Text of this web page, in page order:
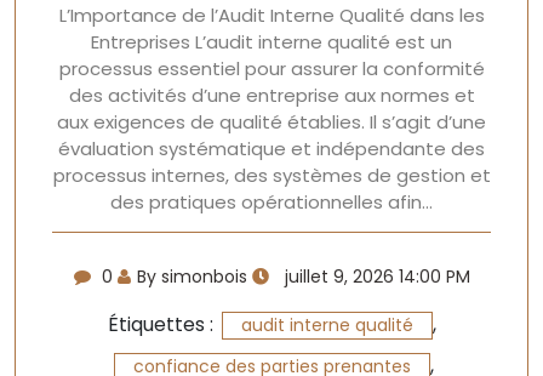
L’Importance de l’Audit Interne Qualité dans les
Entreprises L’audit interne qualité est un
processus essentiel pour assurer la conformité
des activités d’une entreprise aux normes et
aux exigences de qualité établies. Il s’agit d’une
évaluation systématique et indépendante des
processus internes, des systèmes de gestion et
des pratiques opérationnelles afin…
0 By simonbois juillet 9, 2026 14:00 PM
Étiquettes : audit interne qualité ,
confiance des parties prenantes ,